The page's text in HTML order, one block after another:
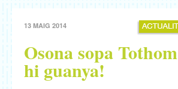
13 MAIG 2014
Osona sopa Tothom
hi guanya!